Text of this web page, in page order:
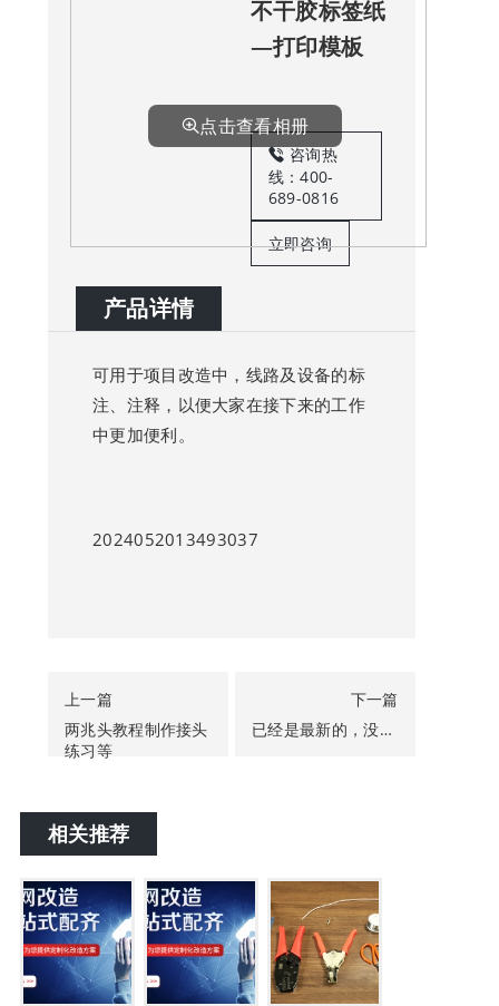
点击查看相册
不干胶标签纸
—打印模板
咨询热
线：400-
689-0816
立即咨询
产品详情
可用于项目改造中，线路及设备的标
注、注释，以便大家在接下来的工作
中更加便利。
2024052013493037
上一篇
两兆头教程制作接头
练习等
下一篇
已经是最新的，没有更多了
相关推荐